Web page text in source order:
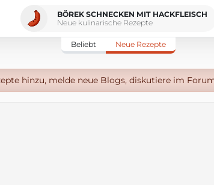
BÖREK SCHNECKEN MIT HACKFLEISCH
Neue kulinarische Rezepte
Beliebt Neue Rezepte
hinzu, melde neue Blogs, diskutiere im